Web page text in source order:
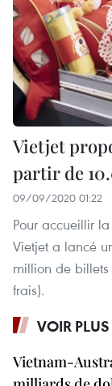
Vietjet
partir de
09/09/2020 01:22
Pour accueillir
Vietjet a lancé
million de
frais).
VOIR PLUS
Vietnam-